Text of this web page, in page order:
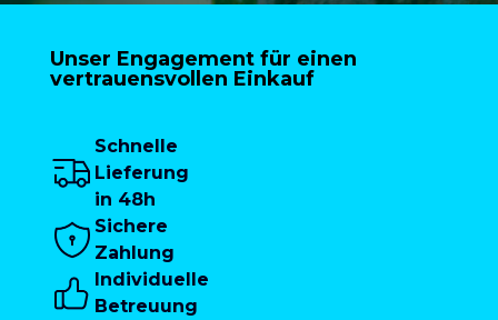
Unser Engagement für einen
vertrauensvollen Einkauf
Schnelle
Lieferung
in 48h
Sichere
Zahlung
Individuelle
Betreuung